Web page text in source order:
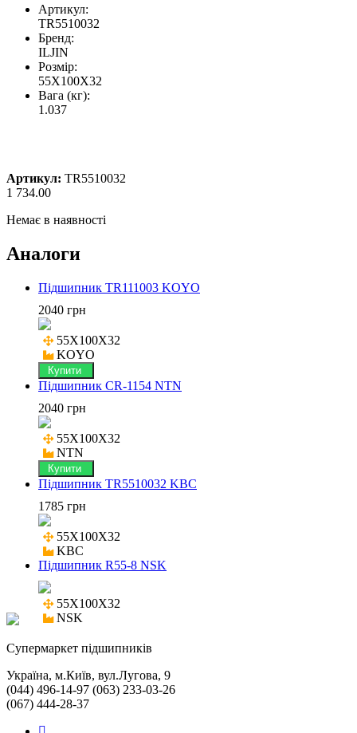
Артикул:
TR5510032
Бренд:
ILJIN
Розмір:
55X100X32
Вага (кг):
1.037
Артикул: TR5510032
1 734.00
Немає в наявності
Аналоги
Підшипник TR111003 KOYO
2040 грн
55X100X32
KOYO
Купити
Підшипник CR-1154 NTN
2040 грн
55X100X32
NTN
Купити
Підшипник TR5510032 KBC
1785 грн
55X100X32
KBC
Підшипник R55-8 NSK
55X100X32
NSK
Cупермаркет підшипників
Україна, м.Київ, вул.Лугова, 9
(044) 496-14-97 (063) 233-03-26
(067) 444-28-37